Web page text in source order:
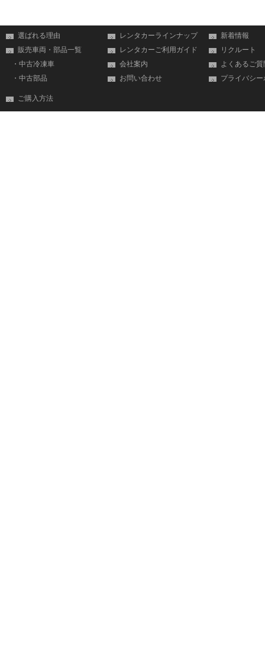
選ばれる理由
販売車両・部品一覧
・中古冷凍車
・中古部品
ご購入方法
レンタカーラインナップ
レンタカーご利用ガイド
会社案内
お問い合わせ
新着情報
リクルート
よくあるご質
プライバシ